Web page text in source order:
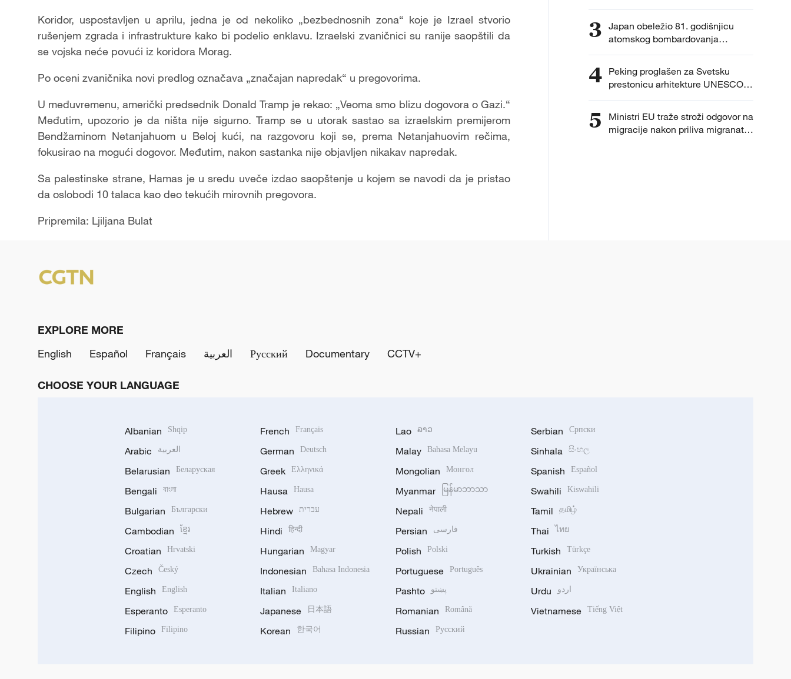
Koridor, uspostavljen u aprilu, jedna je od nekoliko „bezbednosnih zona“ koje je Izrael stvorio
rušenjem zgrada i infrastrukture kako bi podelio enklavu. Izraelski zvaničnici su ranije saopštili da
se vojska neće povući iz koridora Morag.
Po oceni zvaničnika novi predlog označava „značajan napredak“ u pregovorima.
U međuvremenu, američki predsednik Donald Tramp je rekao: „Veoma smo blizu dogovora o Gazi.“
Međutim, upozorio je da ništa nije sigurno. Tramp se u utorak sastao sa izraelskim premijerom
Bendžaminom Netanjahuom u Beloj kući, na razgovoru koji se, prema Netanjahuovim rečima,
fokusirao na mogući dogovor. Međutim, nakon sastanka nije objavljen nikakav napredak.
Sa palestinske strane, Hamas je u sredu uveče izdao saopštenje u kojem se navodi da je pristao
da oslobodi 10 talaca kao deo tekućih mirovnih pregovora.
Pripremila: Ljiljana Bulat
tehnologija
3 Japan obeležio 81. godišnjicu
atomskog bombardovanja
Hirošime uz debatu o nuklearnoj
4 Peking proglašen za Svetsku
prestonicu arhitekture UNESCO-
UIA za 2029. godinu
5
Ministri EU traže stroži odgovor na
migracije nakon priliva migranata
EXPLORE MORE
English
Español Français العربية Русский Documentary CCTV+
CHOOSE YOUR LANGUAGE
Albanian Shqip
Arabic العربية
Belarusian Беларуская
Bengali বাংলা
Bulgarian Български
Cambodian ខ្មែរ
Croatian Hrvatski
Czech Český
English English
Esperanto Esperanto
Filipino Filipino
French Français
German Deutsch
Greek Ελληνικά
Hausa Hausa
Hebrew עברית
Hindi हिन्दी
Hungarian Magyar
Indonesian Bahasa Indonesia
Italian Italiano
Japanese 日本語
Korean 한국어
Lao ລາວ
Malay Bahasa Melayu
Mongolian Монгол
Myanmar မြန်မာဘာသာ
Nepali नेपाली
Persian فارسی
Polish Polski
Portuguese Português
Pashto پښتو
Romanian Română
Russian Русский
Serbian Српски
Sinhala සිංහල
Spanish Español
Swahili Kiswahili
Tamil தமிழ்
Thai ไทย
Turkish Türkçe
Ukrainian Українська
Urdu اردو
Vietnamese Tiếng Việt